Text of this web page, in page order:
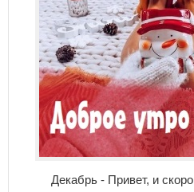
Декабрь - Привет, и